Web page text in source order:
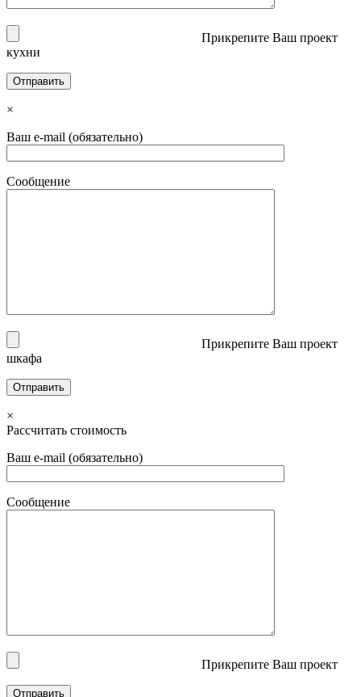
Прикрепите Ваш проект
кухни
×
Ваш e-mail (обязательно)
Сообщение
Прикрепите Ваш проект
шкафа
×
Рассчитать стоимость
Ваш e-mail (обязательно)
Сообщение
Прикрепите Ваш проект